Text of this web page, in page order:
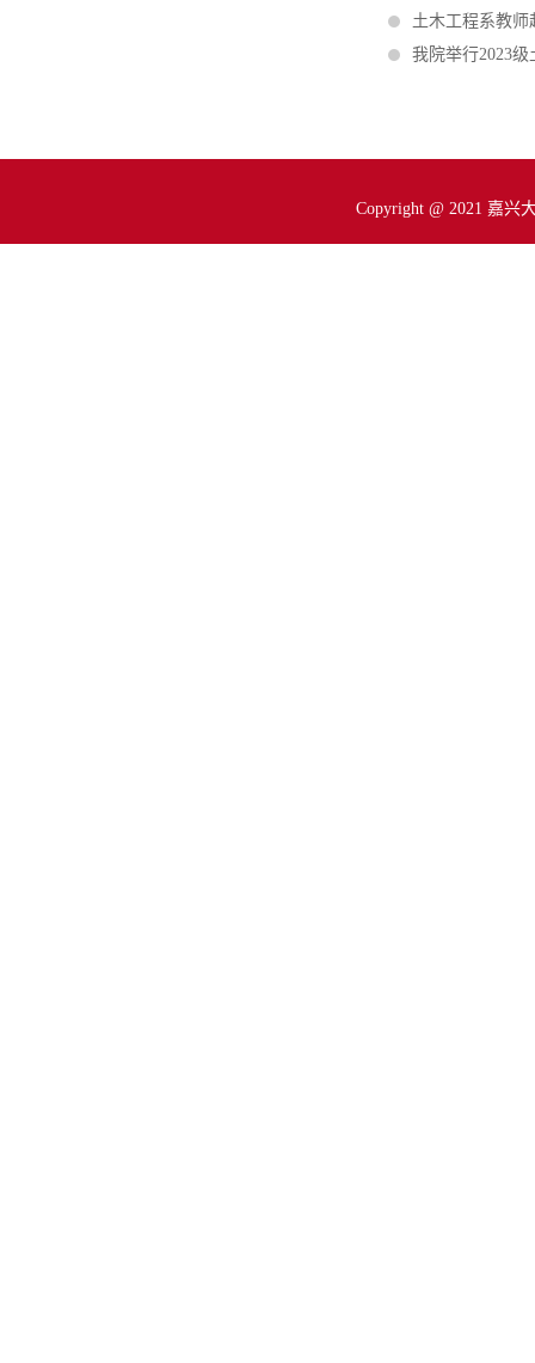
土木工程系教
我院举行2023
Copyright @ 2021 嘉